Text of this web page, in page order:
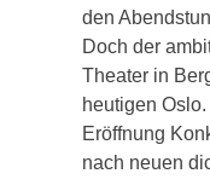
den
Doch der
Theater in
heutigen
Eröffnung
nach neuen